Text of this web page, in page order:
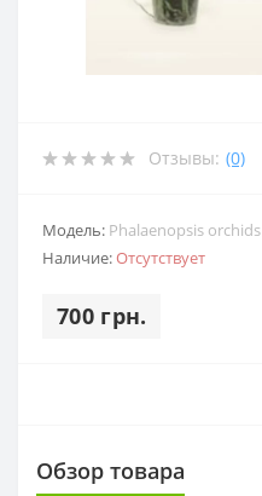
Отзывы: (0)
Модель: Phalaenopsis orchids
Наличие:Отсутствует
700 грн.
Обзор товара